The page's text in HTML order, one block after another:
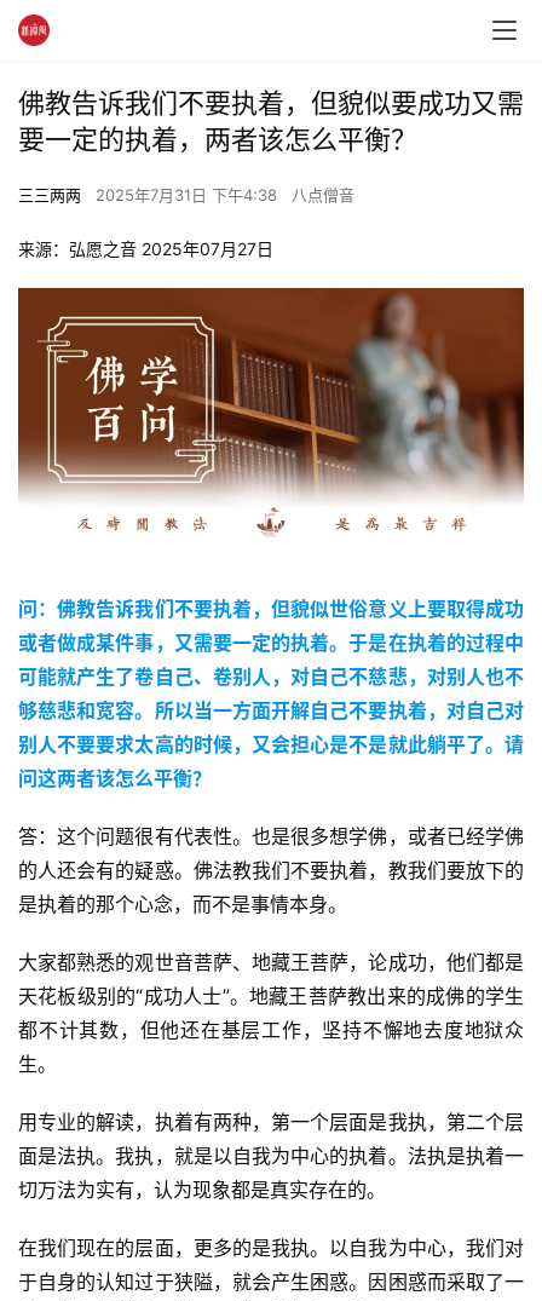
佛教告诉我们不要执着，但貌似要成功又需
要一定的执着，两者该怎么平衡？
三三两两 2025年7月31日 下午4:38 八点僧音
来源：弘愿之音 2025年07月27日
问：佛教告诉我们不要执着，但貌似世俗意义上要取得成功
或者做成某件事，又需要一定的执着。于是在执着的过程中
可能就产生了卷自己、卷别人，对自己不慈悲，对别人也不
够慈悲和宽容。所以当一方面开解自己不要执着，对自己对
别人不要要求太高的时候，又会担心是不是就此躺平了。请
问这两者该怎么平衡？
答：这个问题很有代表性。也是很多想学佛，或者已经学佛
的人还会有的疑惑。佛法教我们不要执着，教我们要放下的
是执着的那个心念，而不是事情本身。
大家都熟悉的观世音菩萨、地藏王菩萨，论成功，他们都是
天花板级别的“成功人士”。地藏王菩萨教出来的成佛的学生
都不计其数，但他还在基层工作，坚持不懈地去度地狱众
生。
用专业的解读，执着有两种，第一个层面是我执，第二个层
面是法执。我执，就是以自我为中心的执着。法执是执着一
切万法为实有，认为现象都是真实存在的。
在我们现在的层面，更多的是我执。以自我为中心，我们对
于自身的认知过于狭隘，就会产生困惑。因困惑而采取了一